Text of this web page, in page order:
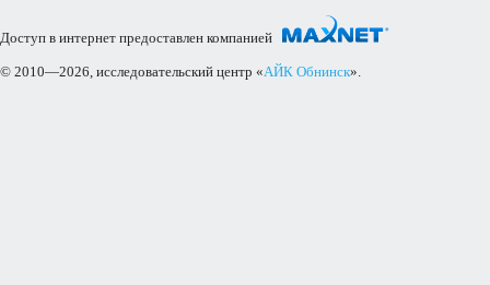
Доступ в интернет предоставлен компанией
© 2010—2026, исследовательский центр «АЙК Обнинск».